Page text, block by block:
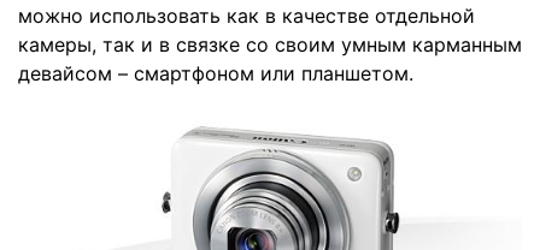
можно использовать как в качестве отдельной
камеры, так и в связке со своим умным карманным
девайсом – смартфоном или планшетом.